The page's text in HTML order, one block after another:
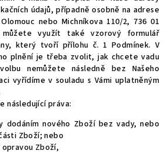
údajů, případně osobně na adrese
nebo Michníkova 110/2, 736 01
můžete využít také vzorový formulář
který tvoří přílohu č. 1 Podmínek. V
plnění je třeba zvolit, jak chcete vadu
nemůžete následně bez Našeho
vyřídíme v souladu s Vámi uplatněným
následující práva:
dodáním nového Zboží bez vady, nebo
Zboží; nebo
Zboží,